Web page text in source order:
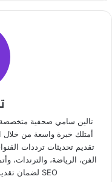
تالين سامي صحفية متخصصة
أمتلك خبرة واسعة من
تقديم تحديثات ترددات
الفن، الرياضة، والترندات،
SEO لضمان تقديم محتوى يتصدر اهتمامات القراء